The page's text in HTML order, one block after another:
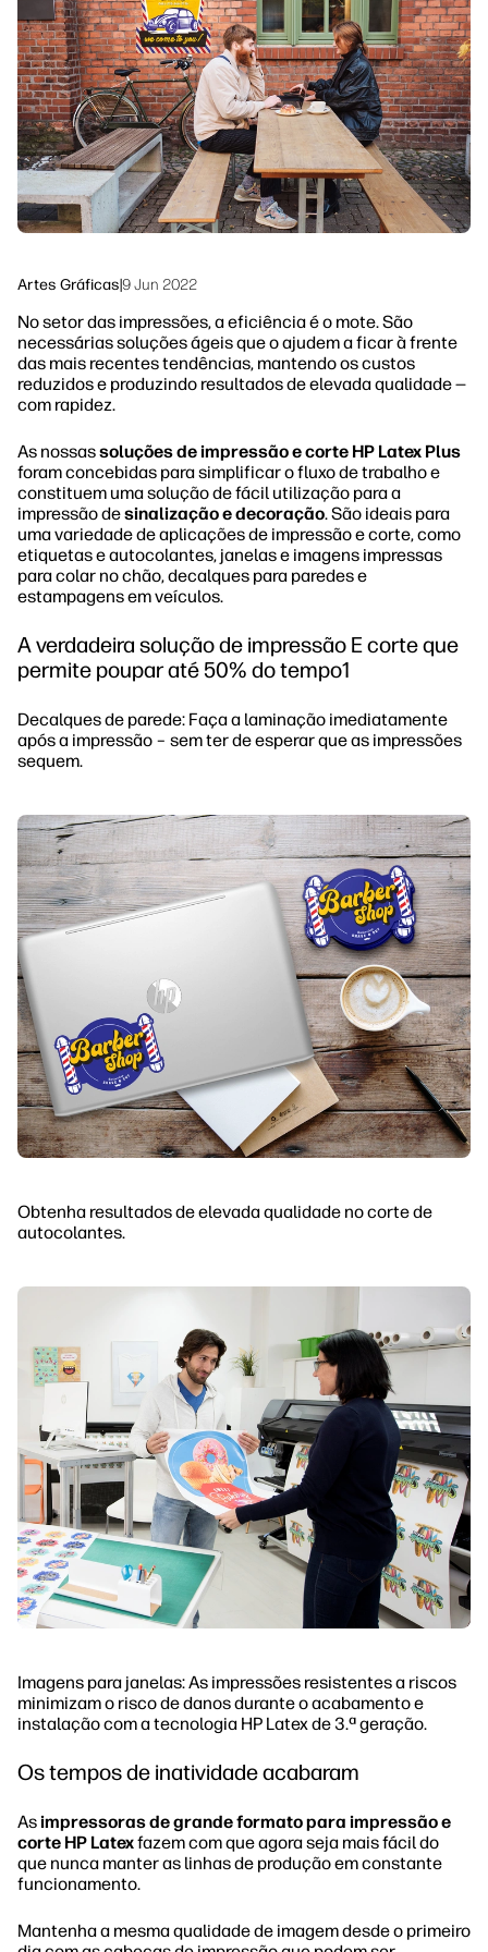
Siga-nos
linkedInfacebook
twitteryoutube
Soluções de processo de trabalho
Sustentabilidade
Artes Gráficas|9 Jun 2022
No setor das impressões, a eficiência é o mote. São
necessárias soluções ágeis que o ajudem a ficar à frente
das mais recentes tendências, mantendo os custos
reduzidos e produzindo resultados de elevada qualidade —
com rapidez.
As nossassoluções de impressão e corte HP Latex Plus
foram concebidas para simplificar o fluxo de trabalho e
constituem uma solução de fácil utilização para a
impressão desinalização e decoração. São ideais para
uma variedade de aplicações de impressão e corte, como
etiquetas e autocolantes, janelas e imagens impressas
para colar no chão, decalques para paredes e
estampagens em veículos.
A verdadeira solução de impressão E corte que
permite poupar até 50% do tempo1
Decalques de parede: Faça a laminação imediatamente
após a impressão – sem ter de esperar que as impressões
sequem.
Obtenha resultados de elevada qualidade no corte de
autocolantes.
Imagens para janelas: As impressões resistentes a riscos
minimizam o risco de danos durante o acabamento e
instalação com a tecnologia HP Latex de 3.ª geração.
Os tempos de inatividade acabaram
Asimpressoras de grande formato para impressão e
corte HP Latexfazem com que agora seja mais fácil do
que nunca manter as linhas de produção em constante
funcionamento.
Mantenha a mesma qualidade de imagem desde o primeiro